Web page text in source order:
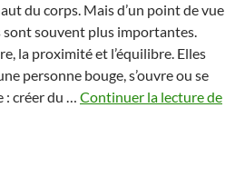
du corps. Mais d’un point de vue
souvent plus importantes.
la proximité et l’équilibre. Elles
personne bouge, s’ouvre ou se
: créer du … Continuer la lecture deLe